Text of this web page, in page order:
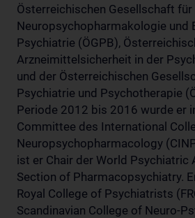
Österreichischen Gesellschaft für
Neuropsychopharmakologie und
Psychiatrie (ÖGPB),
Arzneimittelsicherheit in der
und der Österreichischen
Psychiatrie und Psychotherapie
Periode 2012 bis 2016 wurde er
Committee des International
Neuropsychopharmacology
ist er Chair der World Psychiatric
Section of Pharmacopsychiatry.
Royal College of Psychiatrists
Scandinavian College of Neuro-